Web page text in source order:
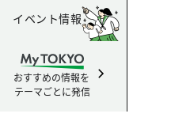
イベント情報
おすすめの情報を
テーマごとに発信